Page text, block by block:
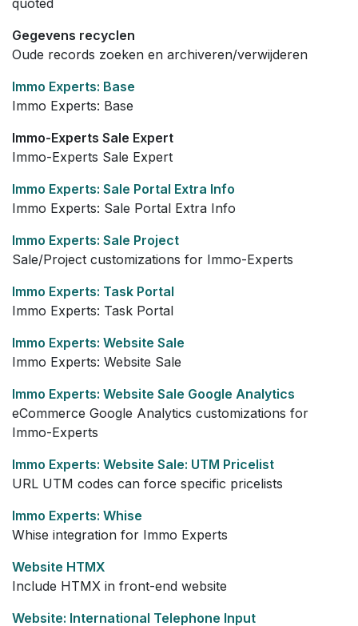
quoted
Gegevens recyclen
Oude records zoeken en archiveren/verwijderen
Immo Experts: Base
Immo Experts: Base
Immo-Experts Sale Expert
Immo-Experts Sale Expert
Immo Experts: Sale Portal Extra Info
Immo Experts: Sale Portal Extra Info
Immo Experts: Sale Project
Sale/Project customizations for Immo-Experts
Immo Experts: Task Portal
Immo Experts: Task Portal
Immo Experts: Website Sale
Immo Experts: Website Sale
Immo Experts: Website Sale Google Analytics
eCommerce Google Analytics customizations for
Immo-Experts
Immo Experts: Website Sale: UTM Pricelist
URL UTM codes can force specific pricelists
Immo Experts: Whise
Whise integration for Immo Experts
Website HTMX
Include HTMX in front-end website
Website: International Telephone Input